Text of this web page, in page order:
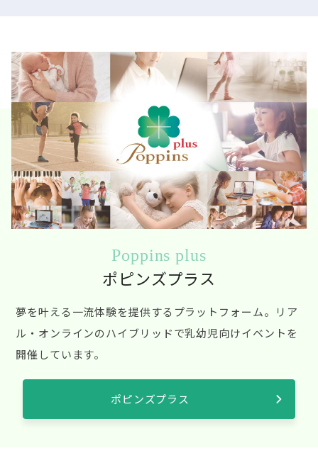
Poppins plus
ポピンズプラス
夢を叶える一流体験を提供するプラットフォーム。リア
ル・オンラインのハイブリッドで乳幼児向けイベントを
開催しています。
ポピンズプラス